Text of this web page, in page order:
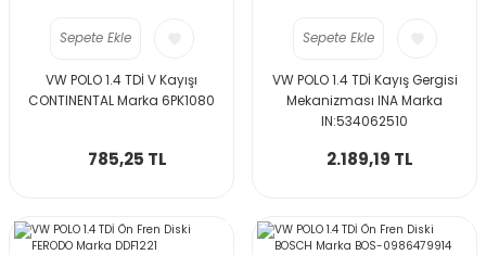
Sepete Ekle
VW POLO 1.4 TDİ V Kayışı
CONTINENTAL Marka 6PK1080
785,25 TL
Sepete Ekle
VW POLO 1.4 TDİ Kayış Gergisi
Mekanizması INA Marka
IN:534062510
2.189,19 TL